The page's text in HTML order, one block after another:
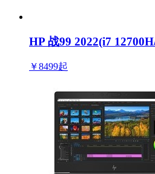
HP 战99 2022(i7
￥8499起